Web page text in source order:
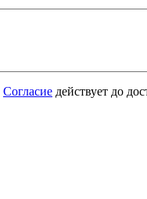
Согласие действует до